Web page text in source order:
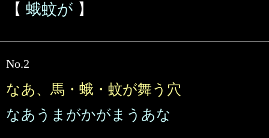
【 蛾蚊が 】
No.2
なあ、馬・蛾・蚊が舞う穴
なあうまがかがまうあな